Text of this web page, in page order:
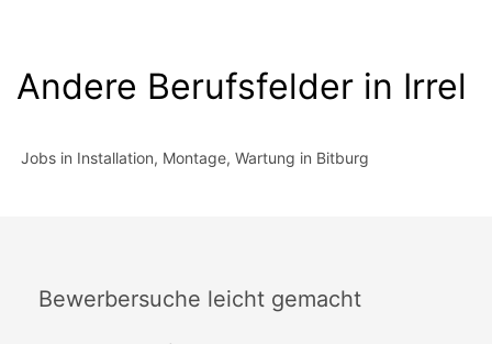
Andere Berufsfelder in Irrel
Jobs in Installation, Montage, Wartung in Bitburg
Bewerbersuche leicht gemacht